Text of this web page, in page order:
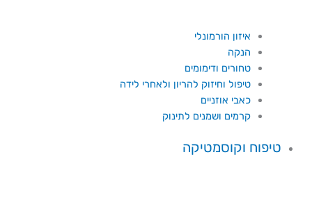
איזון הורמונלי
הנקה
טחורים ודימומים
טיפול וחיזוק להריון ולאחרי לידה
כאבי אוזניים
קרמים ושמנים לתינוק
טיפוח וקוסמטיקה